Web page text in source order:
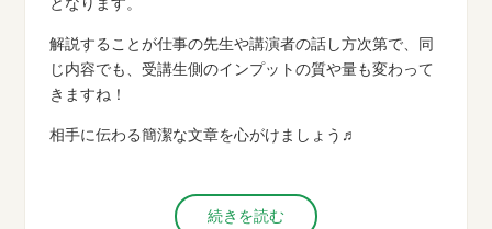
解説することが仕事の先生や講演者の話し方次第で、同
じ内容でも、受講生側のインプットの質や量も変わって
きますね！
相手に伝わる簡潔な文章を心がけましょう♬
続きを読む